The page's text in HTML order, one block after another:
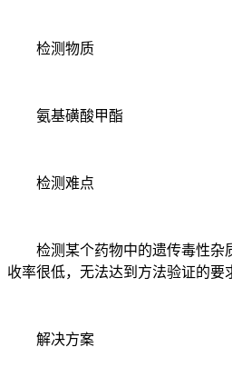
检测物质
氨基磺酸甲酯
检测难点
检测某个药物中的遗传毒性杂
收率很低，无法达到方法验证的要
解决方案